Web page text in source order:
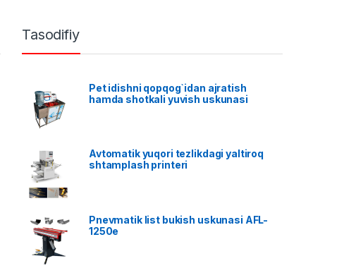
Tasodifiy
Pet idishni qopqog`idan ajratish
hamda shotkali yuvish uskunasi
Avtomatik yuqori tezlikdagi yaltiroq
shtamplash printeri
Pnevmatik list bukish uskunasi AFL-
1250e